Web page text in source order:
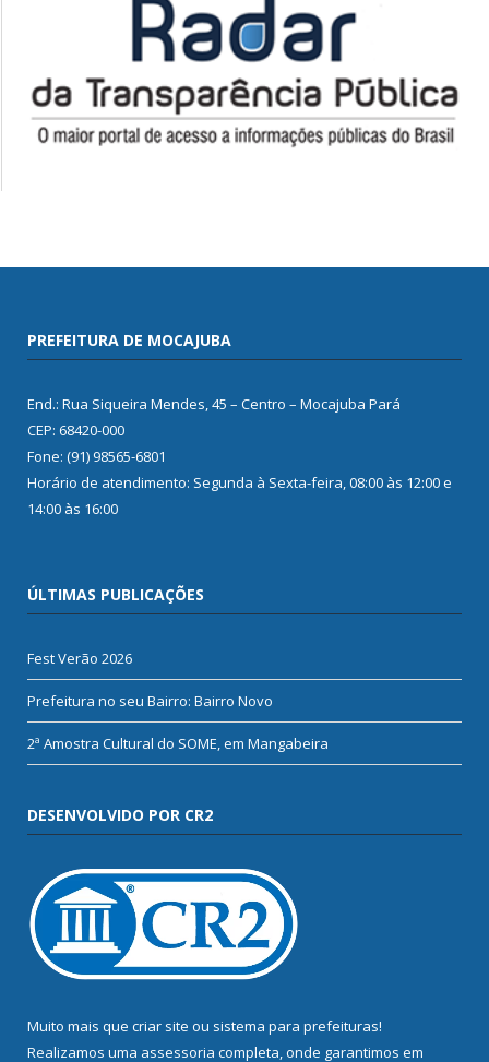
PREFEITURA DE MOCAJUBA
End.: Rua Siqueira Mendes, 45 – Centro – Mocajuba Pará
CEP: 68420-000
Fone: (91) 98565-6801
Horário de atendimento: Segunda à Sexta-feira, 08:00 às 12:00 e
14:00 às 16:00
ÚLTIMAS PUBLICAÇÕES
Fest Verão 2026
Prefeitura no seu Bairro: Bairro Novo
2ª Amostra Cultural do SOME, em Mangabeira
DESENVOLVIDO POR CR2
Muito mais que criar site ou sistema para prefeituras!
Realizamos uma assessoria completa, onde garantimos em